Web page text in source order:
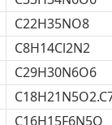
C22H35NO8
C8H14Cl2N2
C29H30N6O6
C16H15F6N5O